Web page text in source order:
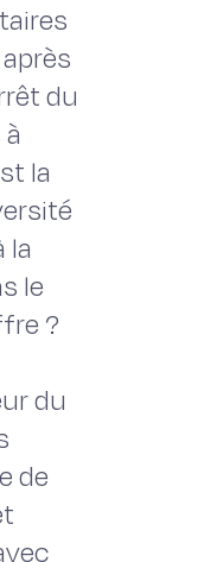
du
la
la
le
?
du
de